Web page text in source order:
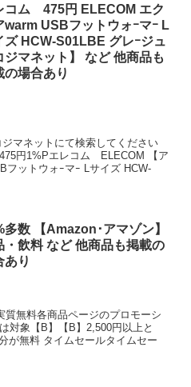
コム 475円 ELECOM エク
warm USBフットウォｰマｰ L
ズ HCW-S01LBE グレｰジュ
ジマネット】 など 他商品も
の場合あり
マネットにて検索してください
円1%Pエレコム ELECOM 【ア
フットウォｰマｰ Lサイズ HCW-
多数 【Amazon･アマゾン】
・飲料 など 他商品も掲載の
あり
無料各商品ページのプロモーシ
対象【B】【B】2,500円以上と
が無料 タイムセールタイムセー